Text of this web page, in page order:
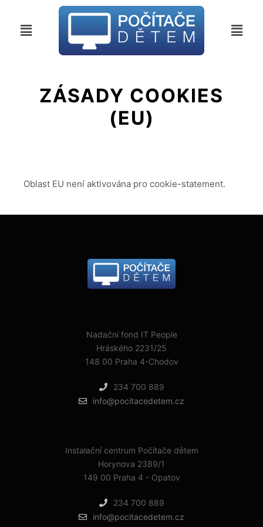
ZÁSADY COOKIES
(EU)
Oblast EU není aktivována pro cookie-statement.
Nadační fond IT People
Hráského 2231/25
148 00 Praha 4-Chodov
234 700 889
info@pocitacedetem.cz
Instalační centrum Počítače dětem
Horynova 2389/1
149 00 Praha 4 - Opatov
234 700 889
info@pocitacedetem.cz